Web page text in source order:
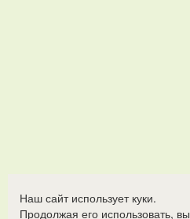
Наш сайт использует куки.
Продолжая его использовать, вы